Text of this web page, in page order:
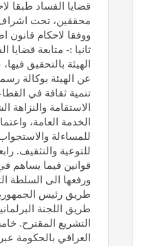
قضايا الفساد طبقا
محققين، تحت
ووفقا لاحكام قانون
ثانيا :- متابعة قضايا
الهيئة بالتحقيق
عن الهيئة بوكالة
تنمية ثقافة في
الاستقامة والنزاهة
الخدمة العامة،
للمساءلة
للتوعية والتثقيف.
قوانين فيما يساهم
ورفعها الى السلطة
طريق رئيس
طريق اللجنة
التشريع المقترح.
العراقي بالحكومة